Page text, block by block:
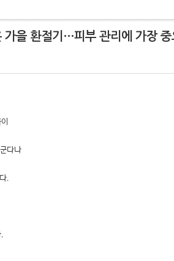
가을 환절기…피부 관리에 가장 중
다나
.